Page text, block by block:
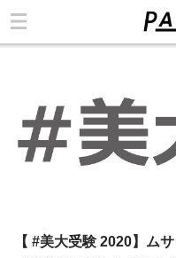
【 #美大受験 2020】ム